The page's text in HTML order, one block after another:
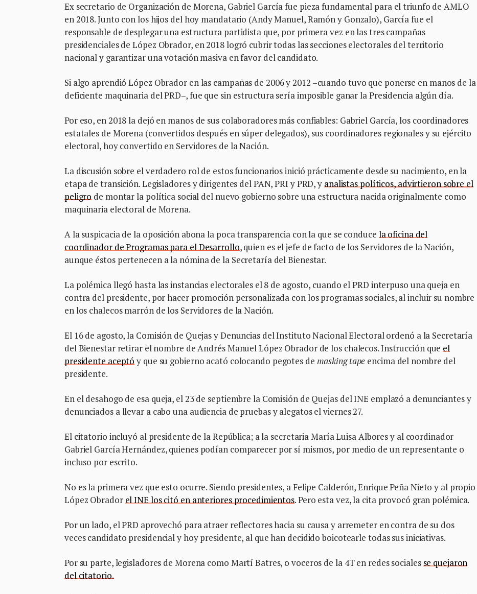
Ex secretario de Organización de Morena, Gabriel García fue pieza fundamental para el triunfo de AMLO
en 2018. Junto con los hijos del hoy mandatario (Andy Manuel, Ramón y Gonzalo), García fue el
responsable de desplegar una estructura partidista que, por primera vez en las tres campañas
presidenciales de López Obrador, en 2018 logró cubrir todas las secciones electorales del territorio
nacional y garantizar una votación masiva en favor del candidato.
Si algo aprendió López Obrador en las campañas de 2006 y 2012 –cuando tuvo que ponerse en manos de la
deficiente maquinaria del PRD–, fue que sin estructura sería imposible ganar la Presidencia algún día.
Por eso, en 2018 la dejó en manos de sus colaboradores más confiables: Gabriel García, los coordinadores
estatales de Morena (convertidos después en súper delegados), sus coordinadores regionales y su ejército
electoral, hoy convertido en Servidores de la Nación.
La discusión sobre el verdadero rol de estos funcionarios inició prácticamente desde su nacimiento, en la
etapa de transición. Legisladores y dirigentes del PAN, PRI y PRD, yanalistas políticos, advirtieron sobre el
peligro de montar la política social del nuevo gobierno sobre una estructura nacida originalmente como
maquinaria electoral de Morena.
A la suspicacia de la oposición abona la poca transparencia con la que se conduce la oficina del
coordinador de Programas para el Desarrollo, quien es el jefe de facto de los Servidores de la Nación,
aunque éstos pertenecen a la nómina de la Secretaría del Bienestar.
La polémica llegó hasta las instancias electorales el 8 de agosto, cuando el PRD interpuso una queja en
contra del presidente, por hacer promoción personalizada con los programas sociales, al incluir su nombre
en los chalecos marrón de los Servidores de la Nación.
El 16 de agosto, la Comisión de Quejas y Denuncias del Instituto Nacional Electoral ordenó a la Secretaría
del Bienestar retirar el nombre de Andrés Manuel López Obrador de los chalecos. Instrucción queel
presidente aceptóy que su gobierno acató colocando pegotes de masking tape encima del nombre del
presidente.
En el desahogo de esa queja, el 23 de septiembre la Comisión de Quejas del INE emplazó a denunciantes y
denunciados a llevar a cabo una audiencia de pruebas y alegatos el viernes 27.
El citatorio incluyó al presidente de la República; a la secretaria María Luisa Albores y al coordinador
Gabriel García Hernández, quienes podían comparecer por sí mismos, por medio de un representante o
incluso por escrito.
No es la primera vez que esto ocurre. Siendo presidentes, a Felipe Calderón, Enrique Peña Nieto y al propio
López Obradorel INE los citó en anteriores procedimientos. Pero esta vez, la cita provocó gran polémica.
Por un lado, el PRD aprovechó para atraer reflectores hacia su causa y arremeter en contra de su dos
veces candidato presidencial y hoy presidente, al que han decidido boicotearle todas sus iniciativas.
Por su parte, legisladores de Morena como Martí Batres, o voceros de la 4T en redes socialesse quejaron
del citatorio.